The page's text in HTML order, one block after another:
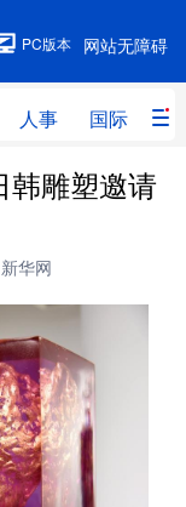
网站无障碍
PC版本
人事 国际 财
人事
军事
政务
汽车
韩雕塑邀请
华网